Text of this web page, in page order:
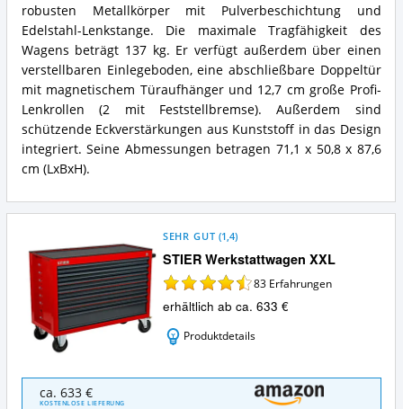
robusten Metallkörper mit Pulverbeschichtung und
Edelstahl-Lenkstange. Die maximale Tragfähigkeit des
Wagens beträgt 137 kg. Er verfügt außerdem über einen
verstellbaren Einlegeboden, eine abschließbare Doppeltür
mit magnetischem Türaufhänger und 12,7 cm große Profi-
Lenkrollen (2 mit Feststellbremse). Außerdem sind
schützende Eckverstärkungen aus Kunststoff in das Design
integriert. Seine Abmessungen betragen 71,1 x 50,8 x 87,6
cm (LxBxH).
STIER Werkstattwagen XXL
SEHR GUT (1,4)
83 Erfahrungen
erhältlich ab ca. 633 €
Produktdetails
STIER
Werkstattwagen
ca. 633 €
KOSTENLOSE LIEFERUNG